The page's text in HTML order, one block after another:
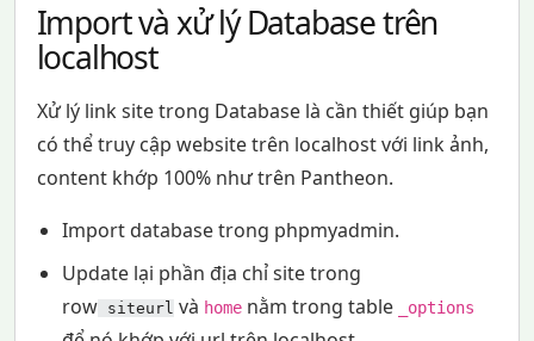
Import và xử lý Database trên
localhost
Xử lý link site trong Database là cần thiết giúp bạn
có thể truy cập website trên localhost với link ảnh,
content khớp 100% như trên Pantheon.
Import database trong phpmyadmin.
Update lại phần địa chỉ site trong
row siteurl và home nằm trong table _options